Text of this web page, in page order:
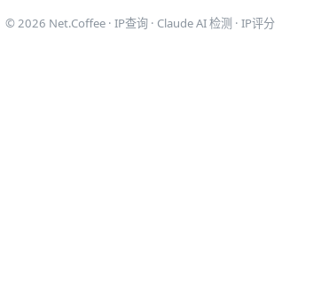
© 2026 Net.Coffee · IP查询 · Claude AI 检测 · IP评分